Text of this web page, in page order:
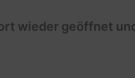
wieder geöffnet